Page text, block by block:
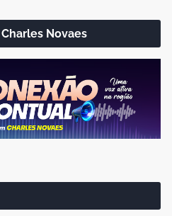
Novaes